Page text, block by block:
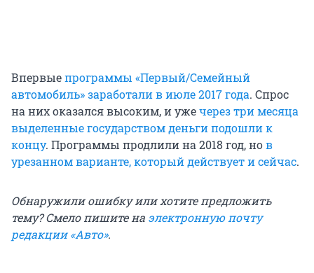
Впервыепрограммы «Первый/Семейный
автомобиль» заработали в июле 2017 года. Спрос
на них оказался высоким, и ужечерез три месяца
выделенные государством деньги подошли к
концу. Программы продлили на 2018 год, нов
урезанном варианте, который действует и сейчас.
Обнаружили ошибку или хотите предложить
тему? Смело пишите на электронную почту
редакции «Авто».